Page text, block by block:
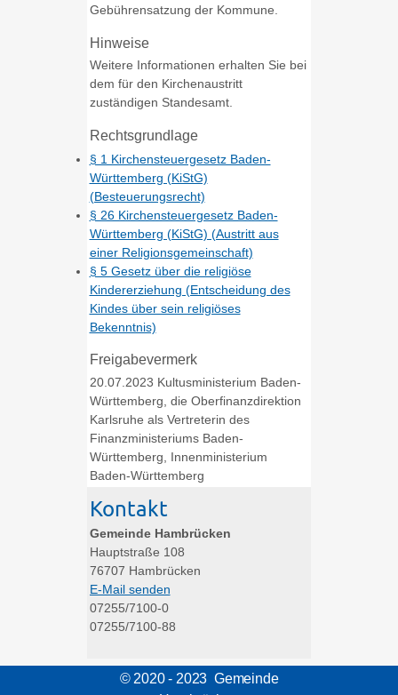
Gebührensatzung der Kommune.
Hinweise
Weitere Informationen erhalten Sie bei
dem für den Kirchenaustritt
zuständigen Standesamt.
Rechtsgrundlage
§ 1 Kirchensteuergesetz Baden-
Württemberg (KiStG)
(Besteuerungsrecht)
§ 26 Kirchensteuergesetz Baden-
Württemberg (KiStG) (Austritt aus
einer Religionsgemeinschaft)
§ 5 Gesetz über die religiöse
Kindererziehung (Entscheidung des
Kindes über sein religiöses
Bekenntnis)
Freigabevermerk
20.07.2023 Kultusministerium Baden-
Württemberg, die Oberfinanzdirektion
Karlsruhe als Vertreterin des
Finanzministeriums Baden-
Württemberg, Innenministerium
Baden-Württemberg
Kontakt
Gemeinde Hambrücken
Hauptstraße 108
76707 Hambrücken
E-Mail senden
07255/7100-0
07255/7100-88
© 2020 - 2023 Gemeinde